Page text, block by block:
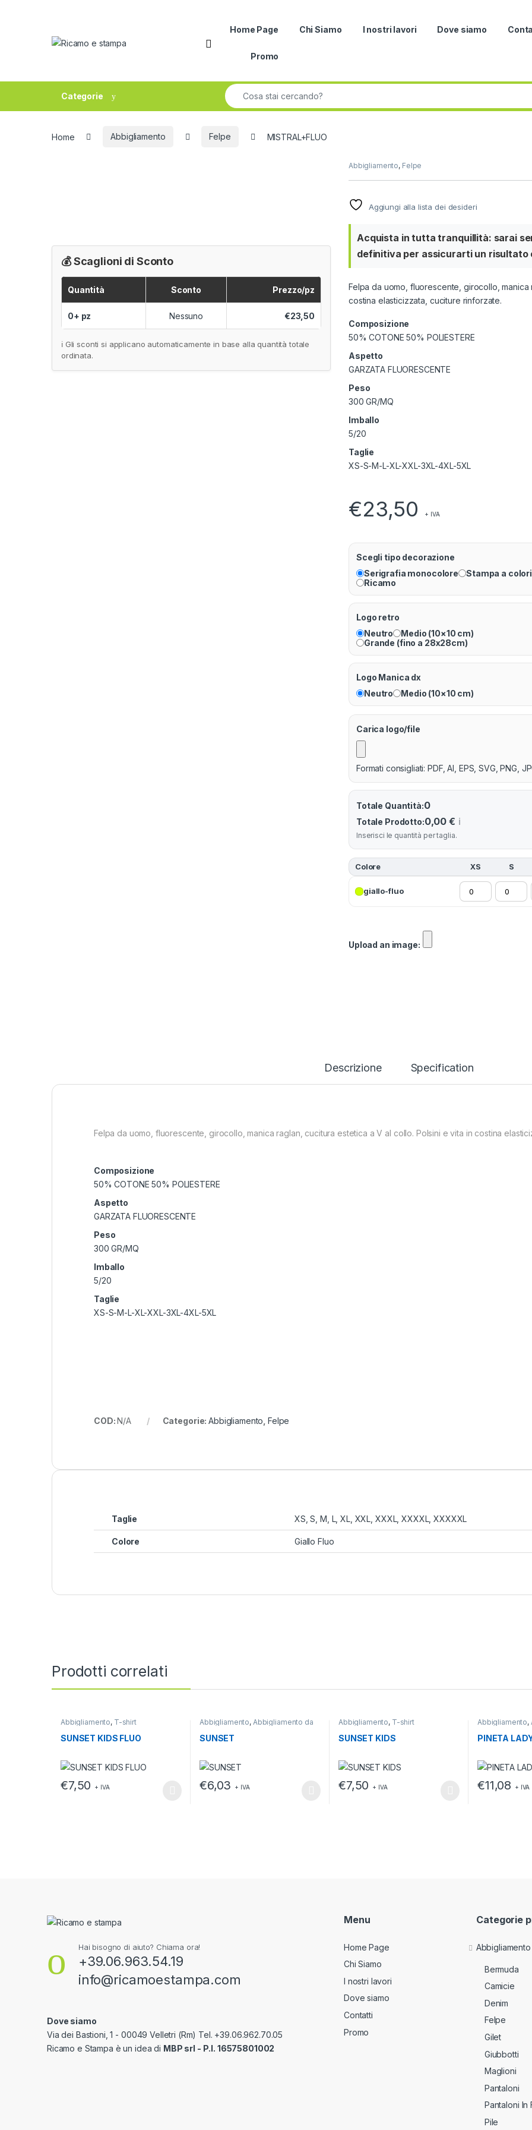
Open
Home Page Chi Siamo I nostri lavori Dove siamo
Promo
Categorie
Search for:
Home Abbigliamento Felpe MISTRAL+FLUO
💰 Scaglioni di Sconto
Quantità Sconto Prezzo/pz
0+ pz Nessuno €23,50
ℹ️ Gli sconti si applicano automaticamente in base alla quantità totale
ordinata.
Abbigliamento, Felpe
Aggiungi alla lista dei desideri
Acquista in tutta tranquillità: sarai
definitiva per assicurarti un risultato
Felpa da uomo, fluorescente, girocollo,
costina elasticizzata, cuciture rinforzate.
Composizione
50% COTONE 50% POLIESTERE
Aspetto
GARZATA FLUORESCENTE
Peso
300 GR/MQ
Imballo
5/20
Taglie
XS-S-M-L-XL-XXL-3XL-4XL-5XL
€23,50 + IVA
Scegli tipo decorazione
Serigrafia monocolore
Stampa a colori
Ricamo
Logo retro
Neutro
Medio (10×10 cm)
Grande (fino a 28x28cm)
Logo Manica dx
Neutro
Medio (10×10 cm)
Carica logo/file
Formati consigliati: PDF, AI, EPS, SVG, PNG,
Totale Quantità:0
Totale Prodotto:0,00 € ℹ️
Inserisci le quantità per taglia.
Colore XS S
giallo-fluo
Upload an image:
Descrizione Specification
Felpa da uomo, fluorescente, girocollo, manica raglan, cucitura estetica a V al collo. Polsini e vita in costina
Composizione
50% COTONE 50% POLIESTERE
Aspetto
GARZATA FLUORESCENTE
Peso
300 GR/MQ
Imballo
5/20
Taglie
XS-S-M-L-XL-XXL-3XL-4XL-5XL
COD:N/A Categorie:Abbigliamento ,Felpe
Taglie XS, S, M, L, XL, XXL, XXXL, XXXXL, XXXXXL
Colore Giallo Fluo
Prodotti correlati
Abbigliamento, T-shirt
SUNSET KIDS FLUO
€7,50 + IVA
Abbigliamento, Abbigliamento da
SUNSET
€6,03 + IVA
Abbigliamento, T-shirt
SUNSET KIDS
€7,50 + IVA
Abbigliamento,
PINETA
€11,08 + IVA
Hai bisogno di aiuto? Chiama ora!
+39.06.963.54.19
info@ricamoestampa.com
Dove siamo
Via dei Bastioni, 1 - 00049 Velletri (Rm) Tel. +39.06.962.70.05
Ricamo e Stampa è un idea di MBP srl - P.I. 16575801002
Menu
Home Page
Chi Siamo
I nostri lavori
Dove siamo
Contatti
Promo
Categorie
Abbigliamento
Bermuda
Camicie
Denim
Felpe
Gilet
Giubbotti
Maglioni
Pantaloni
Pantaloni In
Pile